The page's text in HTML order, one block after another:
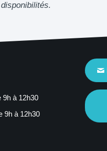
9h à 12h30
9h à 12h30